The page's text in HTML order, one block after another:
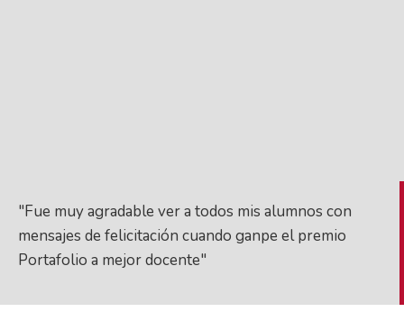
"Fue muy agradable ver a todos mis alumnos con
mensajes de felicitación cuando ganpe el premio
Portafolio a mejor docente"